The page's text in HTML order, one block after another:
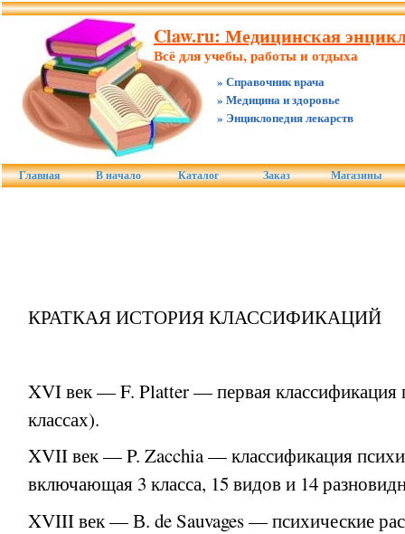
Claw.ru: Медицинская
Всё для учебы, работы и отдыха
» Справочник врача
» Медицина и здоровье
» Энциклопедия лекарств
Главная В начало Каталог Заказ Магазины
КРАТКАЯ ИСТОРИЯ КЛАССИФИКАЦИЙ
XVI век — F. Platter — первая классификация
классах).
XVII век — P. Zacchia — классификация
включающая 3 класса, 15 видов и 14
XVIII век — В. de Sauvages — психические